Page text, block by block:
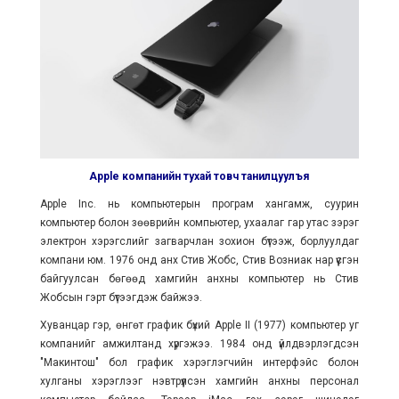
Apple компанийн тухай товч танилцуулъя
Аpple Inc. нь компьютерын програм хангамж, суурин
компьютер болон зөөврийн компьютер, ухаалаг гар утас зэрэг
электрон хэрэгслийг загварчлан зохион бүтээж, борлуулдаг
компани юм. 1976 онд анх Стив Жобс, Стив Возниак нар үүсгэн
байгуулсан бөгөөд хамгийн анхны компьютер нь Стив
Жобсын гэрт бүтээгдэж байжээ.
Хуванцар гэр, өнгөт график бүхий Аpple II (1977) компьютер уг
компанийг амжилтанд хүргэжээ. 1984 онд үйлдвэрлэгдсэн
"Макинтош" бол график хэрэглэгчийн интерфэйс болон
хулганы хэрэглээг нэвтрүүлсэн хамгийн анхны персонал